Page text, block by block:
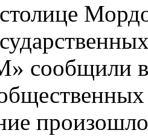
сообщили